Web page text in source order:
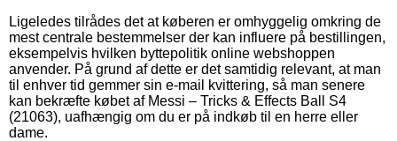
Ligeledes tilrådes det at køberen er omhyggelig omkring de
mest centrale bestemmelser der kan influere på bestillingen,
eksempelvis hvilken byttepolitik online webshoppen
anvender. På grund af dette er det samtidig relevant, at man
til enhver tid gemmer sin e-mail kvittering, så man senere
kan bekræfte købet af Messi – Tricks & Effects Ball S4
(21063), uafhængig om du er på indkøb til en herre eller
dame.